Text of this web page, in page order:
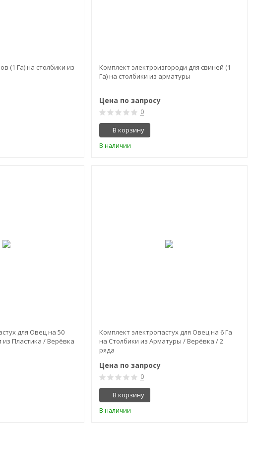
(1 Га) на столбики из
Комплект электроизгороди для свиней (1
Га) на столбики из арматуры
Цена по запросу
0
В корзину
В наличии
для Овец на 50
Пластика / Верёвка
Комплект электропастух для Овец на 6 Га
на Столбики из Арматуры / Верёвка / 2
ряда
Цена по запросу
0
В корзину
В наличии